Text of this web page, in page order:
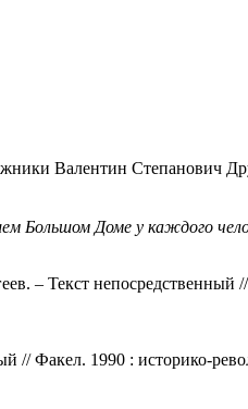
Валентин Степанович
Доме у каждого
– Текст
// Факел. 1990 : историко-